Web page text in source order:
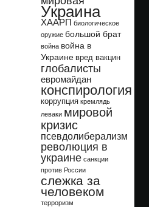
Украина
ХААРП биологическое
оружие большой брат
война война в
Украине вред вакцин
глобалисты
евромайдан
конспирология
коррупция кремлядь
леваки мировой
кризис
псевдолиберализм
революция в
украине санкции
против России
слежка за
человеком
терроризм